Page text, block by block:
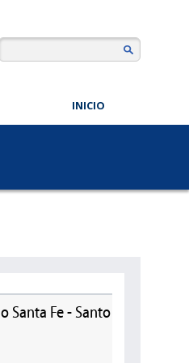
INICIO
Santa Fe - Santo